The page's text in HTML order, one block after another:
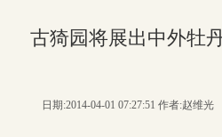
古猗园将展出中外牡
日期:2014-04-01 07:27:51 作者:赵维光